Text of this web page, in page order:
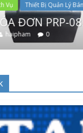
Vụ Thiết Bị Quản Lý
ĐƠN PRP-
haipham 0